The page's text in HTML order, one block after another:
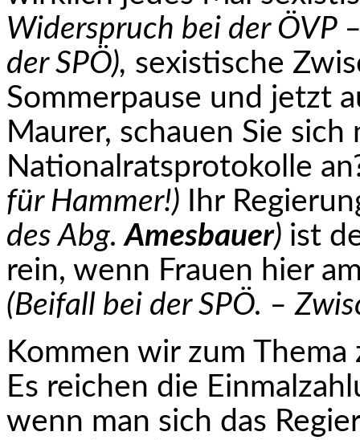
Widerspruch bei der ÖVP
der SPÖ), sexistische
Sommerpause und jetzt
Maurer, schauen Sie sich
Nationalratsprotokolle
für Hammer!)
Ihr
des Abg.Amesbauer) ist
rein, wenn Frauen hier
(Beifall bei der SPÖ. –
Kommen wir zum
Es reichen die
wenn man sich das